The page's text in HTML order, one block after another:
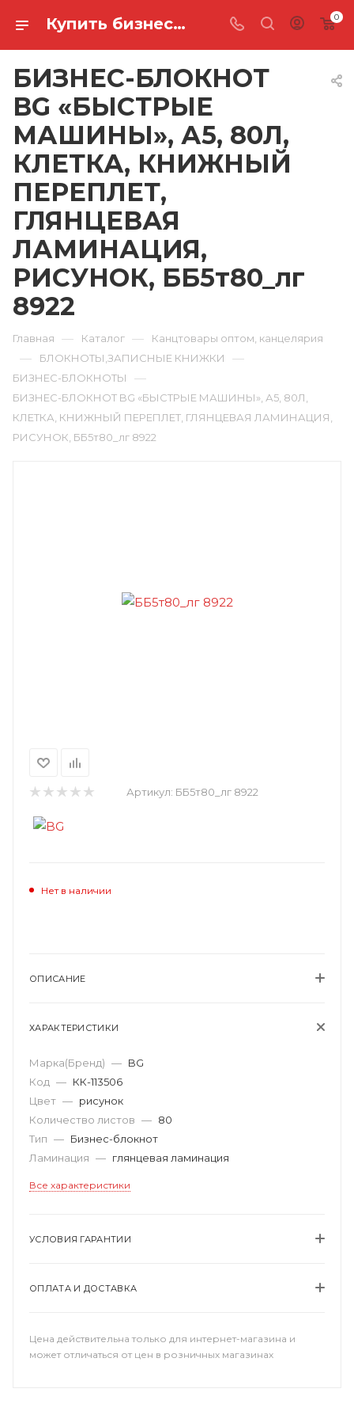
Купить бизнес-блокнот bg «быстрые машины», а5, 80л, клетка, книжный переплет, глянцевая ламинация, рисунок, ББ5т80_лг 8922 в Ростове-на-Дону 0
БИЗНЕС-БЛОКНОТ
BG «БЫСТРЫЕ
МАШИНЫ», А5, 80Л,
КЛЕТКА, КНИЖНЫЙ
ПЕРЕПЛЕТ,
ГЛЯНЦЕВАЯ
ЛАМИНАЦИЯ,
РИСУНОК, ББ5т80_лг
8922
Главная — Каталог — Канцтовары оптом, канцелярия
— БЛОКНОТЫ,ЗАПИСНЫЕ КНИЖКИ —
БИЗНЕС-БЛОКНОТЫ —
БИЗНЕС-БЛОКНОТ BG «БЫСТРЫЕ МАШИНЫ», А5, 80Л,
КЛЕТКА, КНИЖНЫЙ ПЕРЕПЛЕТ, ГЛЯНЦЕВАЯ ЛАМИНАЦИЯ,
РИСУНОК, ББ5т80_лг 8922
Артикул: ББ5т80_лг 8922
Нет в наличии
ОПИСАНИЕ
ХАРАКТЕРИСТИКИ
Марка(Бренд) — BG
Код — КК-113506
Цвет — рисунок
Количество листов — 80
Тип — Бизнес-блокнот
Ламинация — глянцевая ламинация
Все характеристики
УСЛОВИЯ ГАРАНТИИ
ОПЛАТА И ДОСТАВКА
Цена действительна только для интернет-магазина и
может отличаться от цен в розничных магазинах